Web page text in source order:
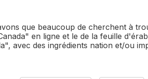
que beaucoup de cherchent à
en ligne et le de la feuille
avec des ingrédients nation et/ou